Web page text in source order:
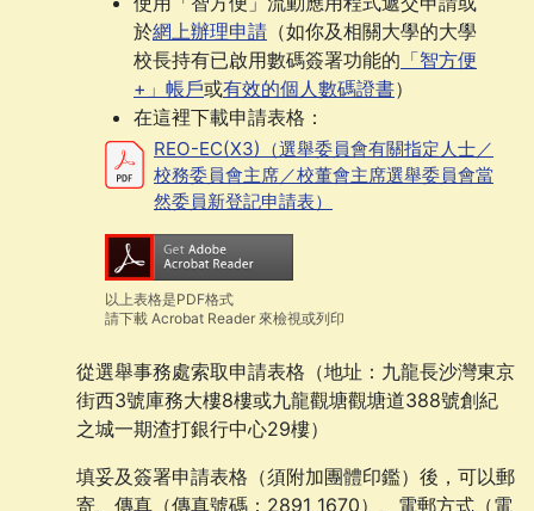
於網上辦理申請 （如你及相關大學的大學
校長持有已啟用數碼簽署功能的 「智方便
+」帳戶或有效的個人數碼證書）
在這裡下載申請表格：
REO-EC(X3)（選舉委員會有關指定人士／
校務委員會主席／校董會主席選舉委員會當
然委員新登記申請表）
以上表格是PDF格式
請下載 Acrobat Reader 來檢視或列印
從選舉事務處索取申請表格（地址：九龍長沙灣東京
街西3號庫務大樓8樓或九龍觀塘觀塘道388號創紀
之城一期渣打銀行中心29樓）
填妥及簽署申請表格（須附加團體印鑑）後，可以郵
寄、傳真（傳真號碼：2891 1670）、電郵方式（電